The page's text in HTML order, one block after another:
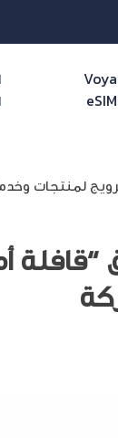
Voya
eSIM
لمنتجات